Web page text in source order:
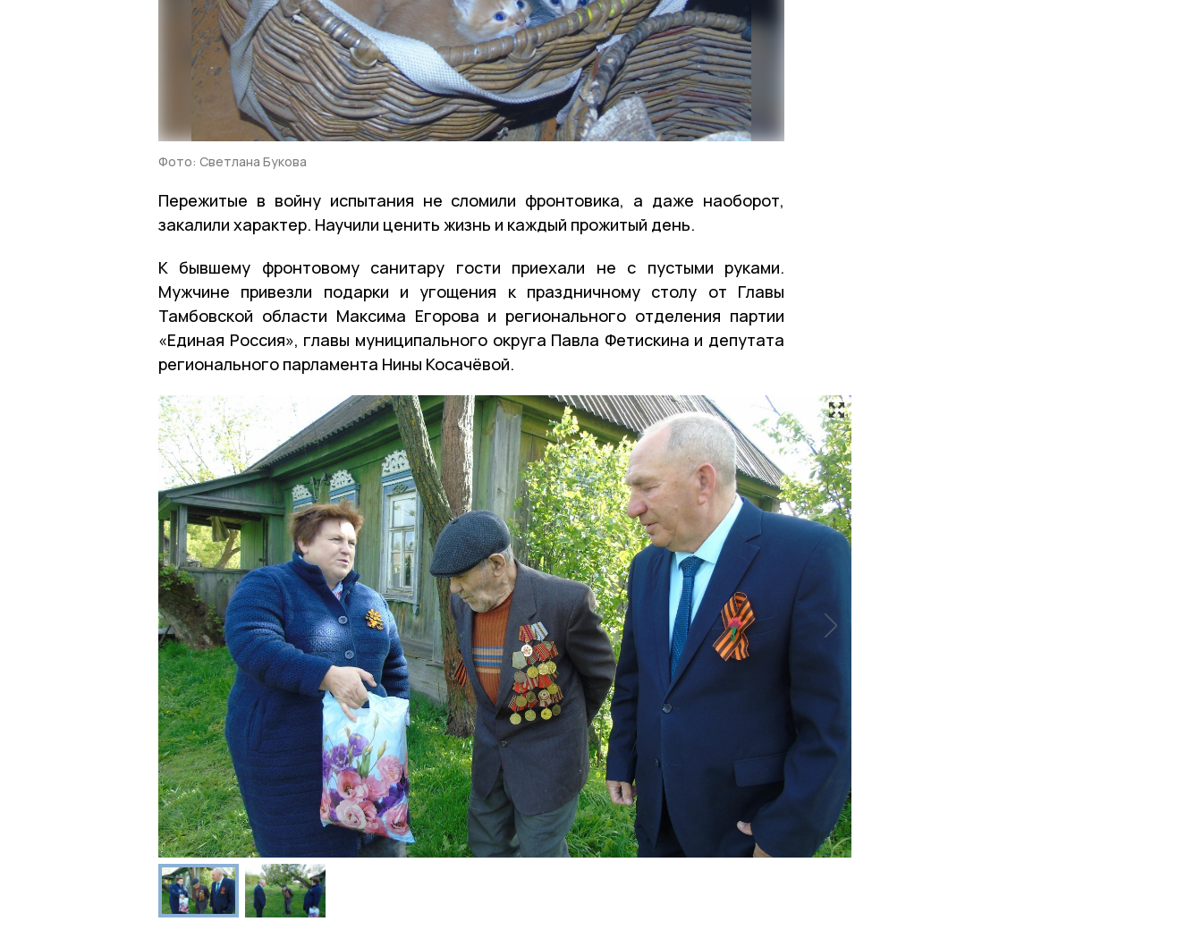
Фото: Светлана Букова
Пережитые в войну испытания не сломили фронтовика, а даже наоборот,
закалили характер. Научили ценить жизнь и каждый прожитый день.
К бывшему фронтовому санитару гости приехали не с пустыми руками.
Мужчине привезли подарки и угощения к праздничному столу от Главы
Тамбовской области Максима Егорова и регионального отделения партии
«Единая Россия», главы муниципального округа Павла Фетискина и депутата
регионального парламента Нины Косачёвой.